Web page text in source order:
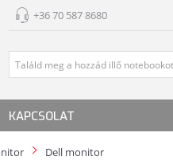
+36 70 587 8680
KAPCSOLAT
Dell monitor